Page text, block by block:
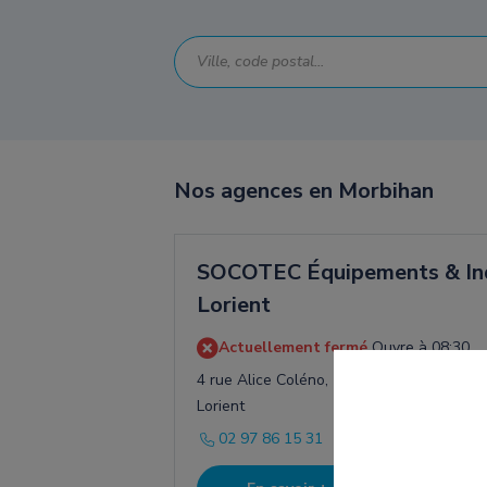
Nos agences en Morbihan
SOCOTEC Équipements &
Lorient
Actuellement fermé.Ouvre à 08:30
4 rue Alice Coléno, ZAC de Kerfichant,
Lorient
02 97 86 15 31